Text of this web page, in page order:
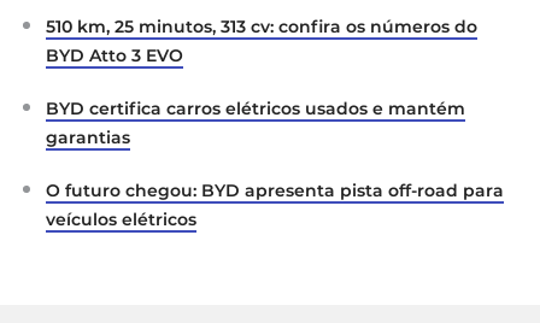
510 km, 25 minutos, 313 cv: confira os números do
BYD Atto 3 EVO
BYD certifica carros elétricos usados e mantém
garantias
O futuro chegou: BYD apresenta pista off-road para
veículos elétricos